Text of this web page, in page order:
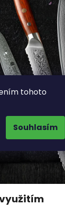
tohoto
Souhlasím